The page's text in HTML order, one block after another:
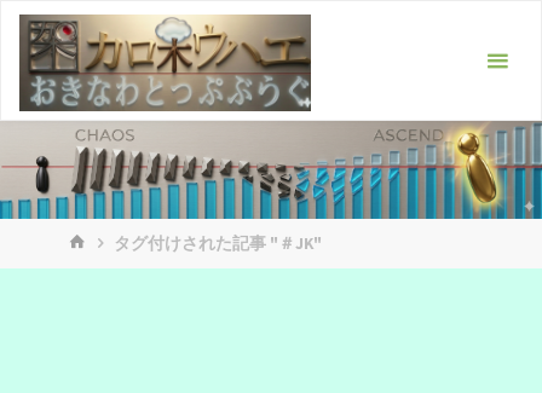
ス
ッ
ホ
ー
タグ付けされた記事 "＃JK"